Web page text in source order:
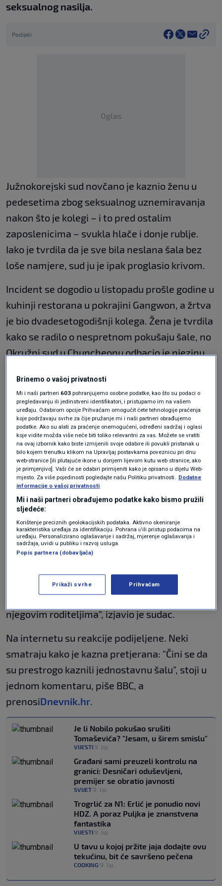
seksualnog nasilja.
Podijeli
Oglas
Južnokorejski sud novčano je kaznio ženu u
pedesetima zbog seksualnog uznemiravanja
nakon što je kolegi – i to pred ostalim
zaposlenicima – svukla hlače i donje rublje.
Iako je tvrdila da je sve bila neslana šala bez
loše namjere, sud ju je ipak proglasio krivom.
Incident se dogodio u listopadu prošle godine u
kuhinji restorana u pokrajini Gangwon, a žrtva
je bio dvadesetogodišnji kolega. Žena je tvrdila
kako se radilo o nespretnom pokušaju šale, no
Okružni sud u Chuncheonu odbacio je njezinu
uznemiravanju.
Podučavate vožnji dijete ili prijatelja
na nekom parkiralištu? To može biti
opasna i skupa aktivnost
AUTO |10. lip.
Osuđenoj je izrečena novčana kazna u iznosu
od 2,8 milijuna vona (oko 1842 eura), a
naloženo joj je i pohađanje osam sati edukacije
o prevenciji seksualnog nasilja.
Sud je ipak kao olakotne okolnosti uzeo u obzir
da žena nema prethodnih prekršaja te da je
pokazala iskreno kajanje.
"Kleknula je kako bi se ispričala muškarcu i
njegovim roditeljima", izjavio je sudac.
Na internetu su reakcije podijeljene. Neki
smatraju kako je kazna pretjerana: "Čini se da
su prestrogo kaznili jednostavnu šalu", stoji u
jednom komentaru, piše BBC, a
prenosiDnevnik.hr.
Je li Nobilo pokušao srušiti
Tomaševića? "Jesam, u širem smislu"
VIJESTI 9. lip.
Građani sami preuzeli kontrolu na
granici: Desničari oduševljeni,
premijer se obratio javnosti
SVIJET 9. lip.
Trogrlić za N1: Erlić je ponudio novi
HDZ. A poraz Puljka je znanstvena
fantastika
VIJESTI 9. lip.
U tavu u kojoj pržite jaja dodajte ovu
tekućinu, bit će savršeno pečena
COOKING 9. lip.
Brinemo o vašoj privatnosti
Mi i naši partneri 603 pohranjujemo osobne podatke, kao što su podaci o
pregledavanju ili jedinstveni identifikatori, i pristupamo im na vašem
uređaju. Odabirom opcije Prihvaćam omogućit ćete tehnologije praćenja
koje podržavaju svrhe za čije pružanje mi i naši partneri obrađujemo
podatke. Ako su alati za praćenje onemogućeni, određeni sadržaj i oglasi
koje vidite možda više neće biti toliko relevantni za vas. Možete se vratiti
na ovaj izbornik kako biste izmijenili svoje odabire ili povukli pristanak u
bilo kojem trenutku klikom na Upravljaj postavkama poveznicu pri dnu
web-stranice [ili plutajuće ikone u donjem lijevom kutu web stranice, ako
je primjenjivo]. Vaši će se odabiri primijeniti kako je opisano u dijelu Web-
mjesto. Za više pojedinosti pogledajte našu Politiku privatnosti. Dodatne
informacije o vašoj privatnosti
Mi i naši partneri obrađujemo podatke kako bismo pružili
sljedeće:
Korištenje preciznih geolokacijskih podataka. Aktivno skeniranje
karakteristika uređaja za identifikaciju. Pohrana i/ili pristup podacima na
uređaju. Personalizirano oglašavanje i sadržaj, mjerenje oglašavanja i
sadržaja, uvidi u publiku i razvoj usluga.
Popis partnera (dobavljača)
Prikaži svrhe Prihvaćam